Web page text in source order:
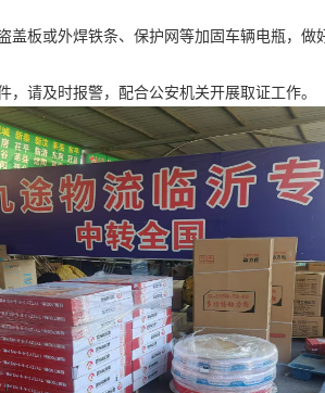
盖板或外焊铁条、保护网等加固车辆电瓶，做
，请及时报警，配合公安机关开展取证工作。